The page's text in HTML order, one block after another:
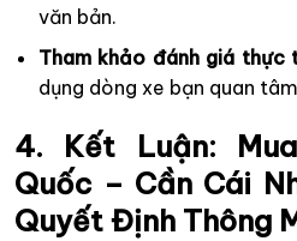
văn bản.
Tham khảo đánh giá thực
dụng dòng xe bạn quan
4. Kết Luận:
Quốc – Cần Cái
Quyết Định Thông